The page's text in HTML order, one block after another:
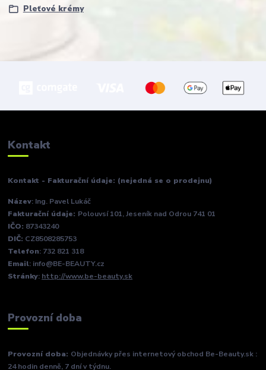
Pleťové krémy
Kontakt
Kontakt - Fakturační údaje: (nejedná se o prodejnu)
Název: Ing. Pavel Lukáč
Fakturační údaje: Polouvsí 101, Jeseník nad Odrou 741 01
IČO: 87343240
DIČ: CZ8508285753
Telefon: 732 821 318
Email: info@BE-BEAUTY.cz
Stránky: http://www.be-beauty.sk
Provozní doba
Provozní doba: Objednávky přes internetový obchod Be-Beauty.sk :
24 hodin denně, 7 dní v týdnu.